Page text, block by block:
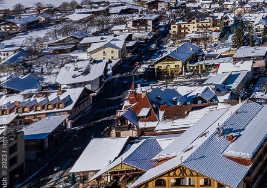
/
Impressum
-
Datenschutz